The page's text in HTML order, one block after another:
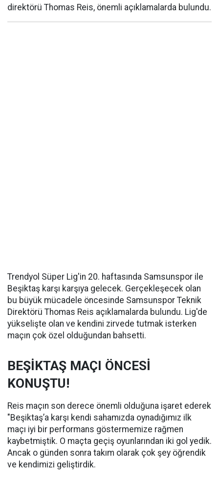
direktörü Thomas Reis, önemli açıklamalarda bulundu.
Trendyol Süper Lig'in 20. haftasında Samsunspor ile
Beşiktaş karşı karşıya gelecek. Gerçekleşecek olan
bu büyük mücadele öncesinde Samsunspor Teknik
Direktörü Thomas Reis açıklamalarda bulundu. Lig'de
yükselişte olan ve kendini zirvede tutmak isterken
maçın çok özel olduğundan bahsetti.
BEŞİKTAŞ MAÇI ÖNCESİ
KONUŞTU!
Reis maçın son derece önemli olduğuna işaret ederek
"Beşiktaş’a karşı kendi sahamızda oynadığımız ilk
maçı iyi bir performans göstermemize rağmen
kaybetmiştik. O maçta geçiş oyunlarından iki gol yedik.
Ancak o günden sonra takım olarak çok şey öğrendik
ve kendimizi geliştirdik.